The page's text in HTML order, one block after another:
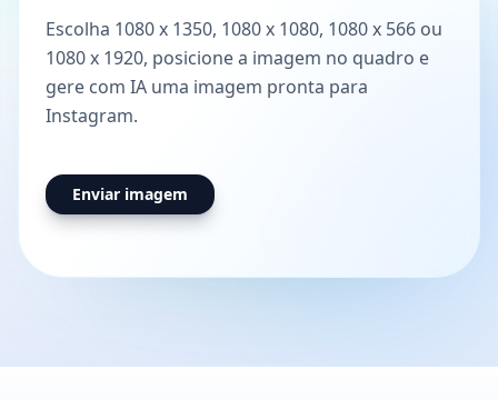
Escolha 1080 x 1350, 1080 x 1080, 1080 x 566 ou
1080 x 1920, posicione a imagem no quadro e
gere com IA uma imagem pronta para
Instagram.
Enviar imagem